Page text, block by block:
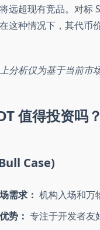
远超现有竞品。对标
这种情况下，其代币
分析仅为基于当前市
值得投资
Case)
需求： 机构入场和万
势： 专注于开发者友